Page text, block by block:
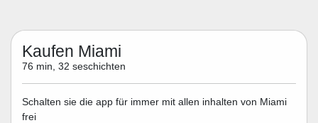
Kaufen Miami
76 min, 32 seschichten
Schalten sie die app für immer mit allen inhalten von Miami
frei